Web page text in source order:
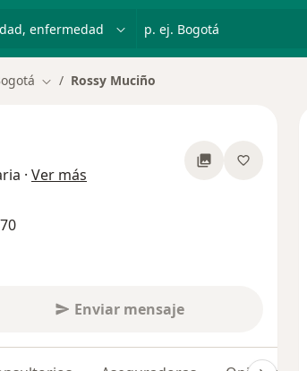
p. ej. Bogotá
Cambiar de ciudad
Rossy Muciño
· Ver más sobre las especializaciones
Enviar mensaje